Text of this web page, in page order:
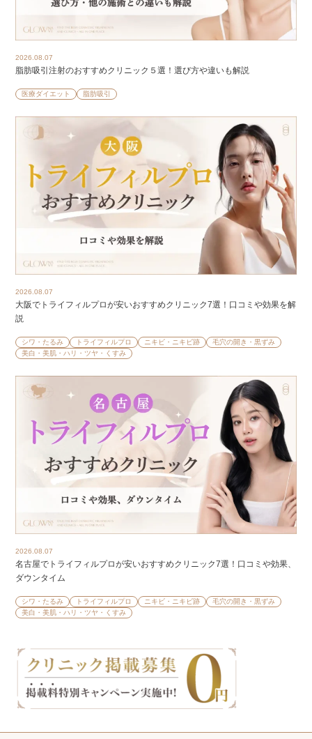
2026.08.07
脂肪吸引注射のおすすめクリニック５選！選び方や違いも解説
医療ダイエット 脂肪吸引
2026.08.07
大阪でトライフィルプロが安いおすすめクリニック7選！口コミや効果を解
説
シワ・たるみ トライフィルプロ ニキビ・ニキビ跡
毛穴の開き・黒ずみ
美白・美肌・ハリ・ツヤ・くすみ
2026.08.07
名古屋でトライフィルプロが安いおすすめクリニック7選！口コミや効果、
ダウンタイム
シワ・たるみ トライフィルプロ ニキビ・ニキビ跡
毛穴の開き・黒ずみ
美白・美肌・ハリ・ツヤ・くすみ